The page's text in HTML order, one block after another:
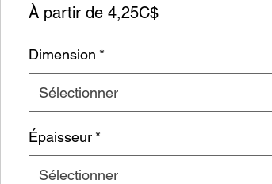
À partir de 4,25C$Prix
Dimension *
Sélectionner
Épaisseur *
Sélectionner